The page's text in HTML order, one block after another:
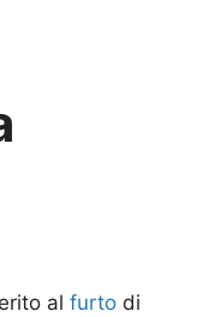
al furto di